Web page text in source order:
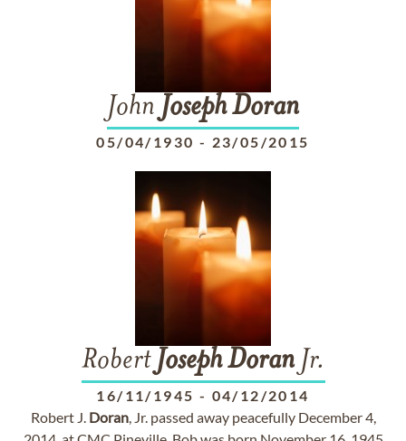
John JosephDoran
05/04/1930 - 23/05/2015
Robert Joseph DoranJr.
16/11/1945 - 04/12/2014
Robert J. Doran, Jr. passed away peacefully December 4,